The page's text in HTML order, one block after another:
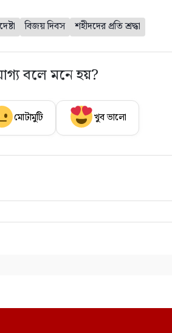
বিজয় দিবস শহীদদের প্রতি শ্রদ্ধা
বলে মনে হয়?
মোটামুটি খুব ভালো